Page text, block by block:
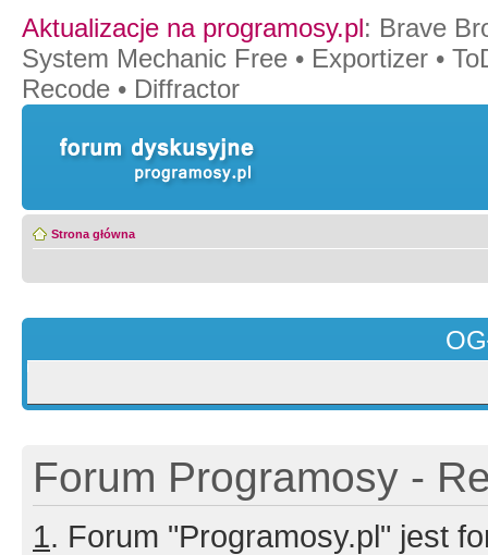
Aktualizacje na programosy.pl: Brave
System Mechanic Free • Exportizer •
Recode • Diffractor
Strona główna
Forum Programosy -
1. Forum "Programosy.pl" jest